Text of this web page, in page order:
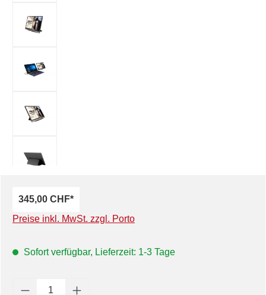
345,00 CHF*
Preise inkl. MwSt. zzgl. Porto
Sofort verfügbar, Lieferzeit: 1-3 Tage
Produkt Anzahl: Gib den gewünschten